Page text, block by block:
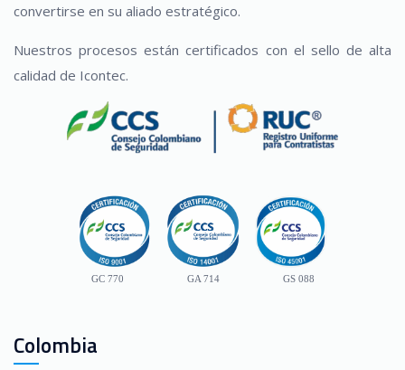
convertirse en su aliado estratégico.
Nuestros procesos están certificados con el sello de alta
calidad de Icontec.
GC 770 GA 714 GS 088
Colombia